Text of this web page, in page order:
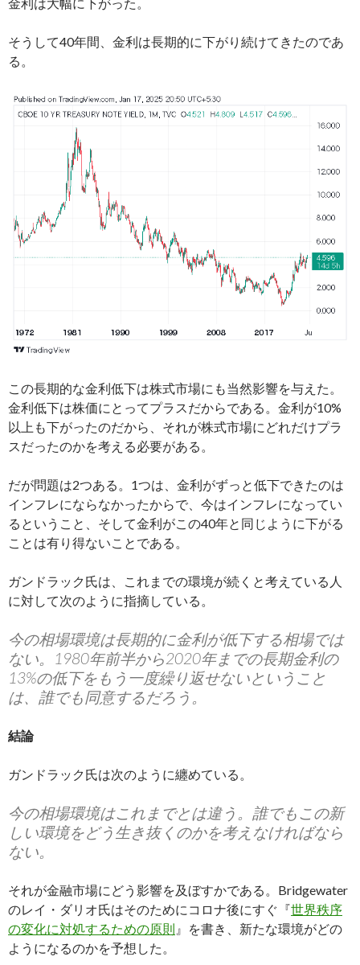
そうして40年間、金利は長期的に下がり続けてきたのであ
る。
この長期的な金利低下は株式市場にも当然影響を与えた。
金利低下は株価にとってプラスだからである。金利が10%
以上も下がったのだから、それが株式市場にどれだけプラ
スだったのかを考える必要がある。
だが問題は2つある。1つは、金利がずっと低下できたのは
インフレにならなかったからで、今はインフレになってい
るということ、そして金利がこの40年と同じように下がる
ことは有り得ないことである。
ガンドラック氏は、これまでの環境が続くと考えている人
に対して次のように指摘している。
今の相場環境は長期的に金利が低下する相場では
ない。1980年前半から2020年までの長期金利の
13%の低下をもう一度繰り返せないということ
は、誰でも同意するだろう。
結論
ガンドラック氏は次のように纏めている。
今の相場環境はこれまでとは違う。誰でもこの新
しい環境をどう生き抜くのかを考えなければなら
ない。
それが金融市場にどう影響を及ぼすかである。Bridgewater
のレイ・ダリオ氏はそのためにコロナ後にすぐ『世界秩序
の変化に対処するための原則 』を書き、新たな環境がどの
ようになるのかを予想した。